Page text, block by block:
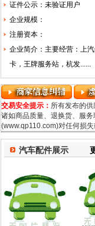
证件公示：未验证用户
企业规模：
注册资本：
企业简介：主要经营：上
卡，王牌服务站，杭发......
交易安全提示： 所有发布的
诸如商品质量、退换货、服
(www.qp110.com)对任何损
汽车配件展示